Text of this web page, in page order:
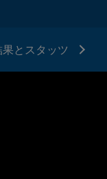
とスタッツ